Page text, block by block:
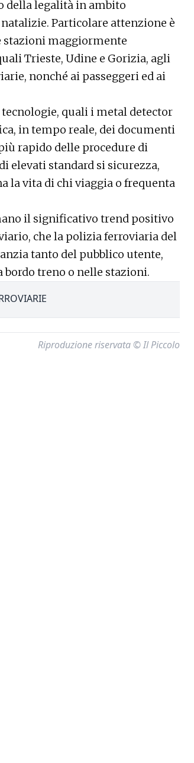
della legalità in ambito
Particolare attenzione è
stazioni maggiormente
Trieste, Udine e Gorizia, agli
nonché ai passeggeri ed ai
quali i metal detector
in tempo reale, dei documenti
rapido delle procedure di
elevati standard si sicurezza,
la vita di chi viaggia o frequenta
il significativo trend positivo
che la polizia ferroviaria del
tanto del pubblico utente,
treno o nelle stazioni.
Riproduzione riservata © Il Piccolo